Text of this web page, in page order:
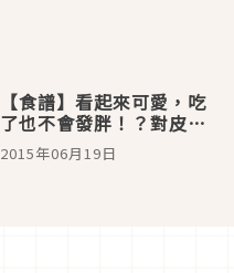
【食譜】看起來可愛，吃
了也不會發胖！？對皮膚
好的手工冰棒
2015年06月19日